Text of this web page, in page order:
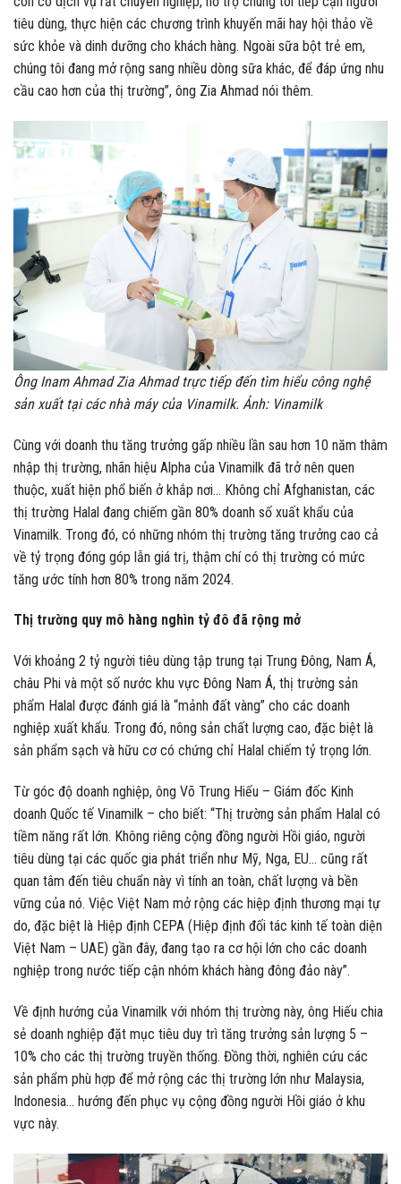
tiêu dùng, thực hiện các chương trình khuyến mãi hay hội thảo về
sức khỏe và dinh dưỡng cho khách hàng. Ngoài sữa bột trẻ em,
chúng tôi đang mở rộng sang nhiều dòng sữa khác, để đáp ứng nhu
cầu cao hơn của thị trường”, ông Zia Ahmad nói thêm.
Ông Inam Ahmad Zia Ahmad trực tiếp đến tìm hiểu công nghệ
sản xuất tại các nhà máy của Vinamilk. Ảnh: Vinamilk
Cùng với doanh thu tăng trưởng gấp nhiều lần sau hơn 10 năm thâm
nhập thị trường, nhãn hiệu Alpha của Vinamilk đã trở nên quen
thuộc, xuất hiện phổ biến ở khắp nơi… Không chỉ Afghanistan, các
thị trường Halal đang chiếm gần 80% doanh số xuất khẩu của
Vinamilk. Trong đó, có những nhóm thị trường tăng trưởng cao cả
về tỷ trọng đóng góp lẫn giá trị, thậm chí có thị trường có mức
tăng ước tính hơn 80% trong năm 2024.
Thị trường quy mô hàng nghìn tỷ đô đã rộng mở
Với khoảng 2 tỷ người tiêu dùng tập trung tại Trung Đông, Nam Á,
châu Phi và một số nước khu vực Đông Nam Á, thị trường sản
phẩm Halal được đánh giá là “mảnh đất vàng” cho các doanh
nghiệp xuất khẩu. Trong đó, nông sản chất lượng cao, đặc biệt là
sản phẩm sạch và hữu cơ có chứng chỉ Halal chiếm tỷ trọng lớn.
Từ góc độ doanh nghiệp, ông Võ Trung Hiếu – Giám đốc Kinh
doanh Quốc tế Vinamilk – cho biết: “Thị trường sản phẩm Halal có
tiềm năng rất lớn. Không riêng cộng đồng người Hồi giáo, người
tiêu dùng tại các quốc gia phát triển như Mỹ, Nga, EU… cũng rất
quan tâm đến tiêu chuẩn này vì tính an toàn, chất lượng và bền
vững của nó. Việc Việt Nam mở rộng các hiệp định thương mại tự
do, đặc biệt là Hiệp định CEPA (Hiệp định đối tác kinh tế toàn diện
Việt Nam – UAE) gần đây, đang tạo ra cơ hội lớn cho các doanh
nghiệp trong nước tiếp cận nhóm khách hàng đông đảo này”.
Về định hướng của Vinamilk với nhóm thị trường này, ông Hiếu chia
sẻ doanh nghiệp đặt mục tiêu duy trì tăng trưởng sản lượng 5 –
10% cho các thị trường truyền thống. Đồng thời, nghiên cứu các
sản phẩm phù hợp để mở rộng các thị trường lớn như Malaysia,
Indonesia… hướng đến phục vụ cộng đồng người Hồi giáo ở khu
vực này.